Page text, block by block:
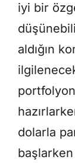
iyi bir
aldığın
dolarla